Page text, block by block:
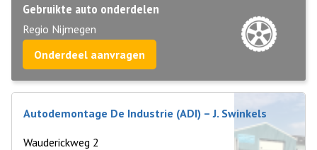
Gebruikte auto onderdelen
Regio Nijmegen
Onderdeel aanvragen
Autodemontage De Industrie (ADI) – J. Swinkels
Wauderickweg 2